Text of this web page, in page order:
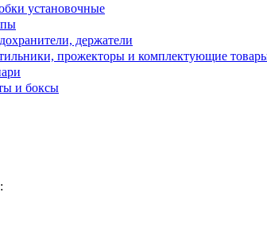
установочные
держатели
прожекторы и комплектующие
и боксы